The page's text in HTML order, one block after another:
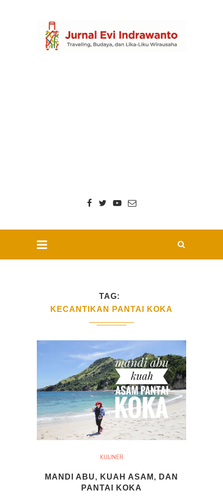
TAG
KECANTIKAN PANTAI KOKA
KULINER
MANDI ABU, KUAH ASAM, DAN
PANTAI KOKA